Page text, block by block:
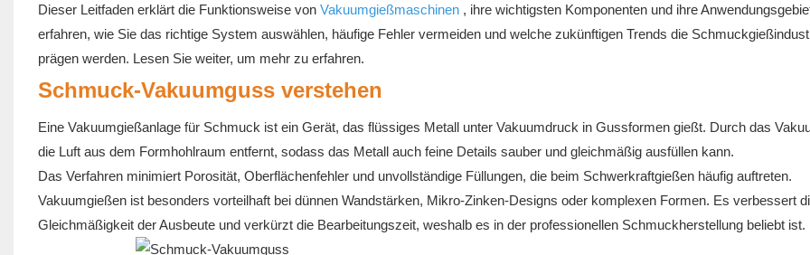
Dieser Leitfaden erklärt die Funktionsweise von Vakuumgießmaschinen, ihre wichtigsten Komponenten und ihre
erfahren, wie Sie das richtige System auswählen, häufige Fehler vermeiden und welche zukünftigen Trends die
prägen werden. Lesen Sie weiter, um mehr zu erfahren.
Schmuck-Vakuumguss verstehen
Eine Vakuumgießanlage für Schmuck ist ein Gerät, das flüssiges Metall unter Vakuumdruck in Gussformen gießt. Durch das
die Luft aus dem Formhohlraum entfernt, sodass das Metall auch feine Details sauber und gleichmäßig ausfüllen kann.
Das Verfahren minimiert Porosität, Oberflächenfehler und unvollständige Füllungen, die beim Schwerkraftgießen häufig auftreten.
Vakuumgießen ist besonders vorteilhaft bei dünnen Wandstärken, Mikro-Zinken-Designs oder komplexen Formen. Es verbessert
Gleichmäßigkeit der Ausbeute und verkürzt die Bearbeitungszeit, weshalb es in der professionellen Schmuckherstellung beliebt ist.